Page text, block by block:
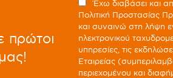
πρώτοι
Έχω διαβάσει και
Πολιτική Προστασίας
και συναινώ στη λήψη
ηλεκτρονικού
υπηρεσίες, τις
Εταιρείας
περιεχομένου και